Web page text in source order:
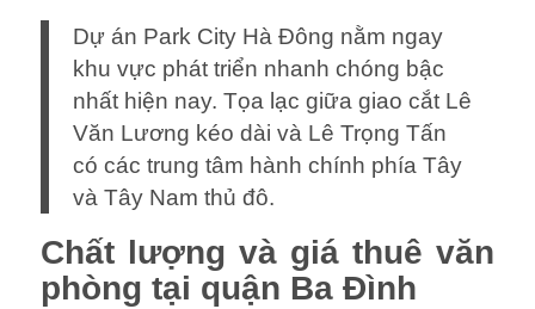
Dự án Park City Hà Đông nằm ngay
khu vực phát triển nhanh chóng bậc
nhất hiện nay. Tọa lạc giữa giao cắt Lê
Văn Lương kéo dài và Lê Trọng Tấn
có các trung tâm hành chính phía Tây
và Tây Nam thủ đô.
Chất lượng và giá thuê văn
phòng tại quận Ba Đình